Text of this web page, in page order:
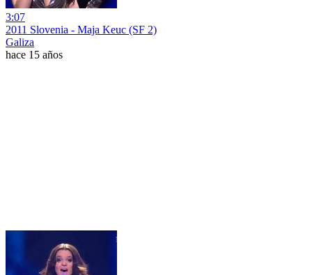
3:07
2011 Slovenia - Maja Keuc (SF 2)
Galiza
hace 15 años